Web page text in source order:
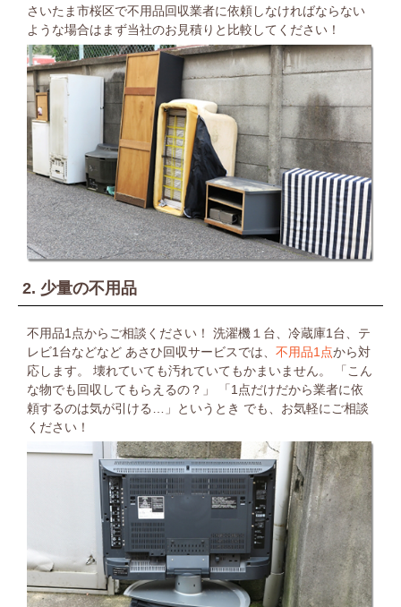
さいたま市桜区で不用品回収業者に依頼しなければならない
ような場合はまず当社のお見積りと比較してください！
2. 少量の不用品
不用品1点からご相談ください！
洗濯機１台、冷蔵庫1台、テ
レビ1台などなど あさひ回収サービスでは、 不用品1点から対
応します。
壊れていても汚れていてもかまいません。
「こん
な物でも回収してもらえるの？」
「1点だけだから業者に依
頼するのは気が引ける…」というとき でも、お気軽にご相談
ください！